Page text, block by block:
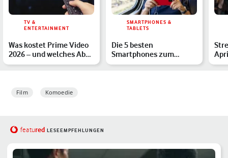
TV &
ENTERTAINMENT
Was kostet Prime Video
2026 – und welches Abo
lohnt sich?
SMARTPHONES &
TABLETS
Die 5 besten
Smartphones zum
Streamen 2026: Diese
Film Komoedie
featured LESEEMPFEHLUNGEN